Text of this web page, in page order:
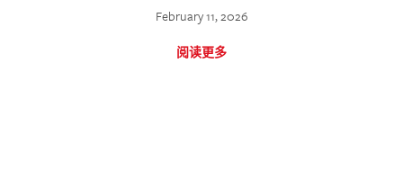
February 11, 2026
阅读更多